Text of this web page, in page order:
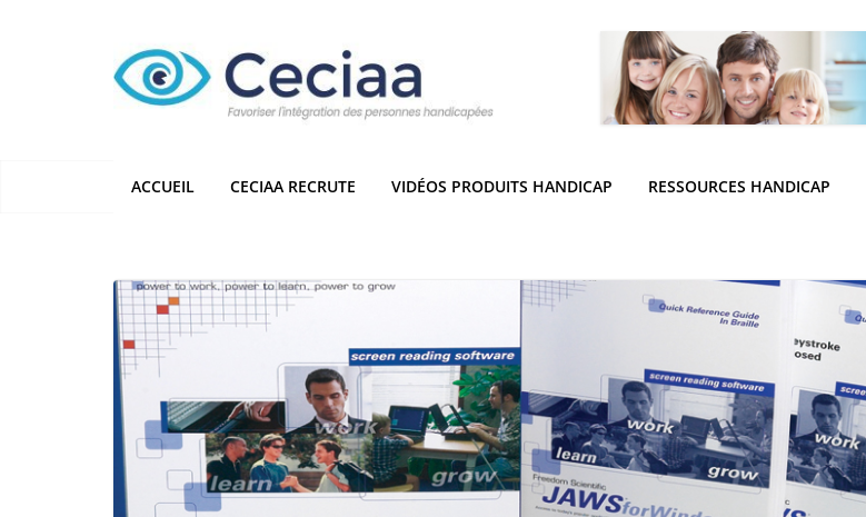
ACCUEIL CECIAA RECRUTE VIDÉOS PRODUITS HANDICAP RESSOURCES HANDICAP